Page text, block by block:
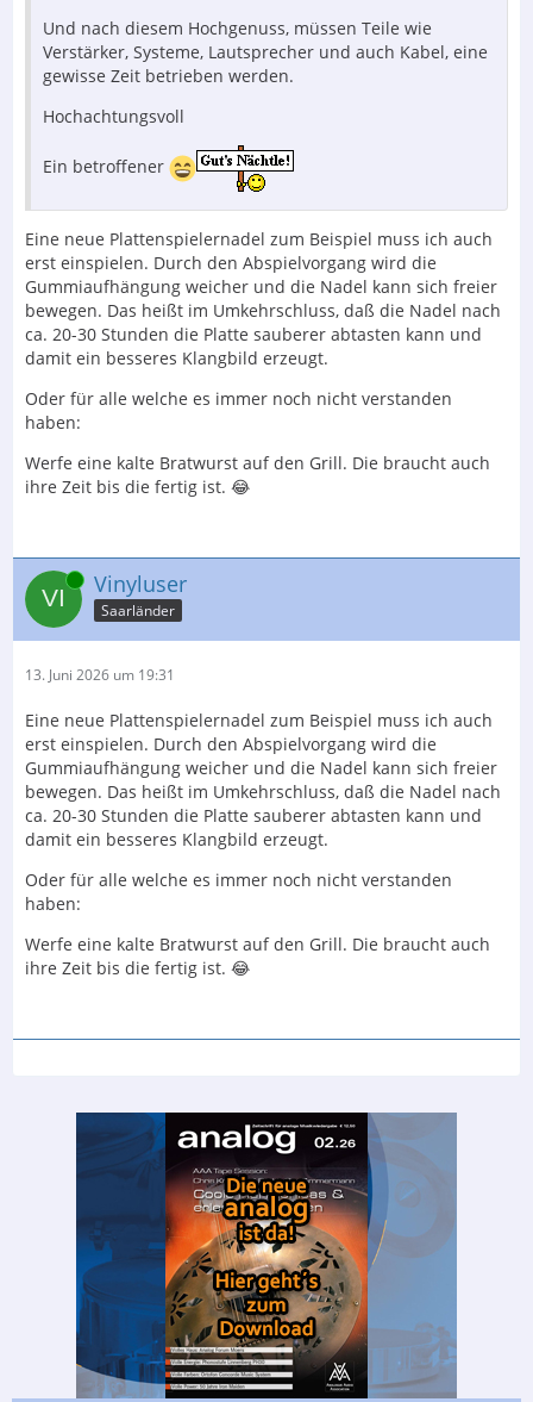
Und nach diesem Hochgenuss, müssen Teile wie
Verstärker, Systeme, Lautsprecher und auch Kabel, eine
gewisse Zeit betrieben werden.
Hochachtungsvoll
Ein betroffener
Eine neue Plattenspielernadel zum Beispiel muss ich auch
erst einspielen. Durch den Abspielvorgang wird die
Gummiaufhängung weicher und die Nadel kann sich freier
bewegen. Das heißt im Umkehrschluss, daß die Nadel nach
ca. 20-30 Stunden die Platte sauberer abtasten kann und
damit ein besseres Klangbild erzeugt.
Oder für alle welche es immer noch nicht verstanden
haben:
Werfe eine kalte Bratwurst auf den Grill. Die braucht auch
ihre Zeit bis die fertig ist. 😂
Online Vinyluser
Saarländer
13. Juni 2026 um 19:31
Eine neue Plattenspielernadel zum Beispiel muss ich auch
erst einspielen. Durch den Abspielvorgang wird die
Gummiaufhängung weicher und die Nadel kann sich freier
bewegen. Das heißt im Umkehrschluss, daß die Nadel nach
ca. 20-30 Stunden die Platte sauberer abtasten kann und
damit ein besseres Klangbild erzeugt.
Oder für alle welche es immer noch nicht verstanden
haben:
Werfe eine kalte Bratwurst auf den Grill. Die braucht auch
ihre Zeit bis die fertig ist. 😂